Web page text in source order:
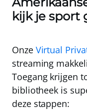
kijk je sport
Onze Virtual
streaming
Toegang krijgen
bibliotheek is
deze stappen: